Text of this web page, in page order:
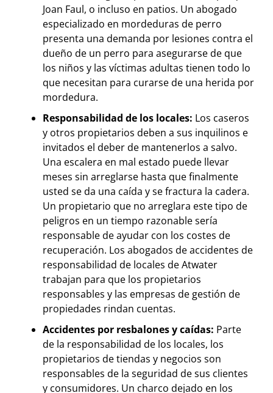
Joan Faul, o incluso en patios. Un abogado
especializado en mordeduras de perro
presenta una demanda por lesiones contra el
dueño de un perro para asegurarse de que
los niños y las víctimas adultas tienen todo lo
que necesitan para curarse de una herida por
mordedura.
Responsabilidad de los locales: Los caseros
y otros propietarios deben a sus inquilinos e
invitados el deber de mantenerlos a salvo.
Una escalera en mal estado puede llevar
meses sin arreglarse hasta que finalmente
usted se da una caída y se fractura la cadera.
Un propietario que no arreglara este tipo de
peligros en un tiempo razonable sería
responsable de ayudar con los costes de
recuperación. Los abogados de accidentes de
responsabilidad de locales de Atwater
trabajan para que los propietarios
responsables y las empresas de gestión de
propiedades rindan cuentas.
Accidentes por resbalones y caídas: Parte
de la responsabilidad de los locales, los
propietarios de tiendas y negocios son
responsables de la seguridad de sus clientes
y consumidores. Un charco dejado en los